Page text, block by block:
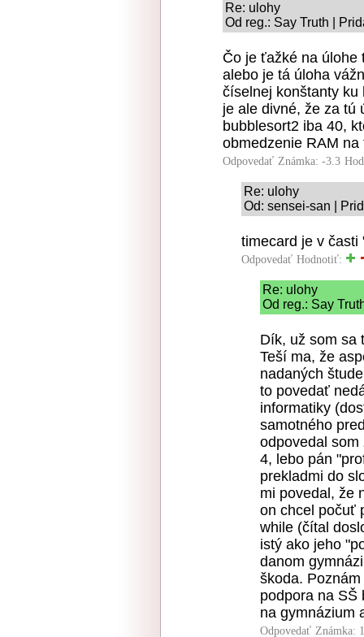
Re: ulohy
Od reg.: Say Truth |
Čo je ťažké na úlohe
alebo je tá úloha
číselnej konštanty
je ale divné, že za tú
bubblesort2 iba 40,
obmedzenie RAM
Odpovedať Známka: -3.3
Re: ulohy
Od: sensei-san |
timecard je v časti
Odpovedať Hodnotiť:
Re: ulohy
Od reg.: Say
Dík, už som sa
Teší ma, že
nadaných
to povedať
informatiky
samotného
odpovedal
4, lebo pán
prekladmi do
mi povedal, že
on chcel počuť
while (čítal
istý ako jeho
danom
škoda.
podpora na SŠ
na gymnázium
Odpovedať Známka: